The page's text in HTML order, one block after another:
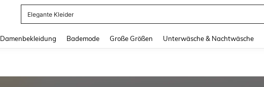
Elegante Kleider
Damenbekleidung Bademode Große Größen Unterwäsche & Nachtwäsche